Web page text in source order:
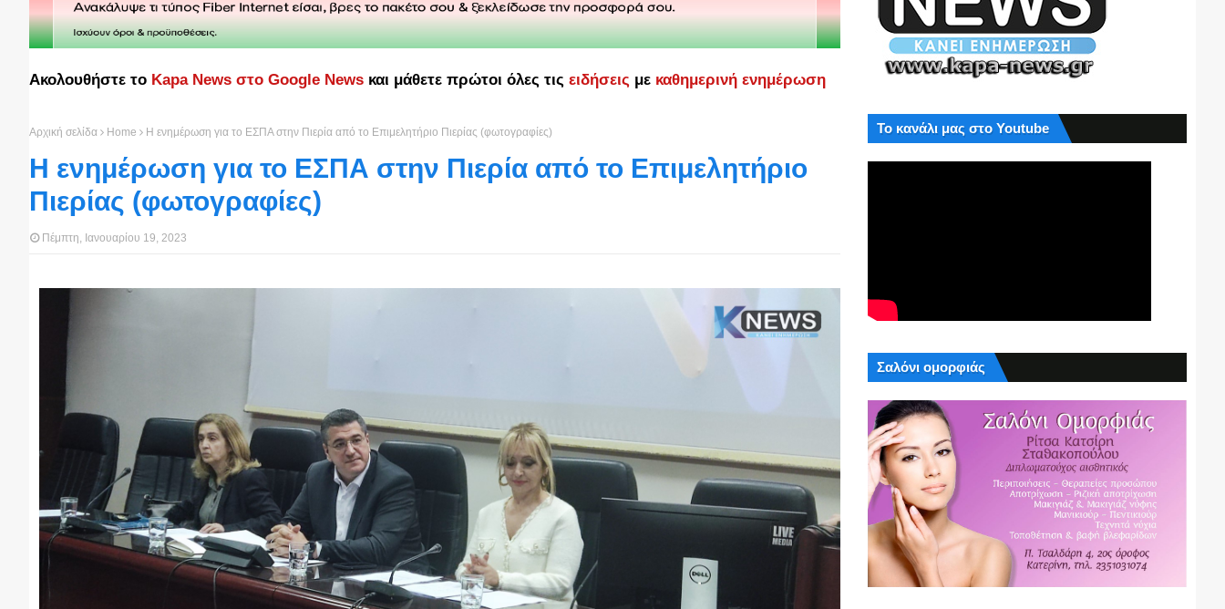
Ακολουθήστε το Kapa News στο Google News και μάθετε πρώτοι όλες τις ειδήσεις με καθημερινή ενημέρωση
Αρχική σελίδα Home Η ενημέρωση για το ΕΣΠΑ στην Πιερία από το Επιμελητήριο Πιερίας (φωτογραφίες)
Η ενημέρωση για το ΕΣΠΑ στην Πιερία από το Επιμελητήριο
Πιερίας (φωτογραφίες)
Πέμπτη, Ιανουαρίου 19, 2023
Το κανάλι μας στο Youtube
Σαλόνι ομορφιάς